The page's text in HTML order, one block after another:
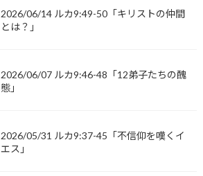
2026/06/14 ルカ9:49-50「キリストの仲間
とは？」
2026/06/07 ルカ9:46-48「12弟子たちの醜
態」
2026/05/31 ルカ9:37-45「不信仰を嘆くイ
エス」